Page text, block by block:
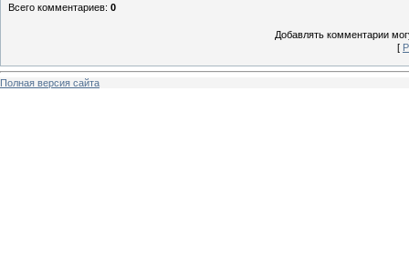
Всего комментариев: 0
Добавлять комментарии
[
Полная версия сайта